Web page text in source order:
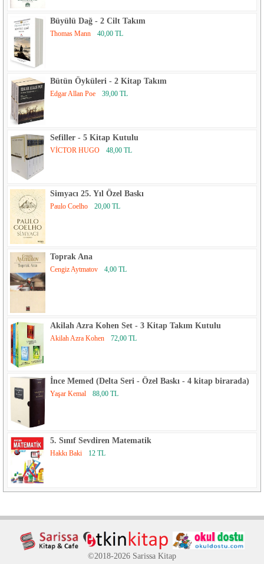
Büyülü Dağ - 2 Cilt Takım
Thomas Mann 40,00 TL
Bütün Öyküleri - 2 Kitap Takım
Edgar Allan Poe 39,00 TL
Sefiller - 5 Kitap Kutulu
VİCTOR HUGO 48,00 TL
Simyacı 25. Yıl Özel Baskı
Paulo Coelho 20,00 TL
Toprak Ana
Cengiz Aytmatov 4,00 TL
Akilah Azra Kohen Set - 3 Kitap Takım Kutulu
Akilah Azra Kohen 72,00 TL
İnce Memed (Delta Seri - Özel Baskı - 4 kitap birarada)
Yaşar Kemal 88,00 TL
5. Sınıf Sevdiren Matematik
Hakkı Baki 12 TL
©2018-2026 Sarissa Kitap